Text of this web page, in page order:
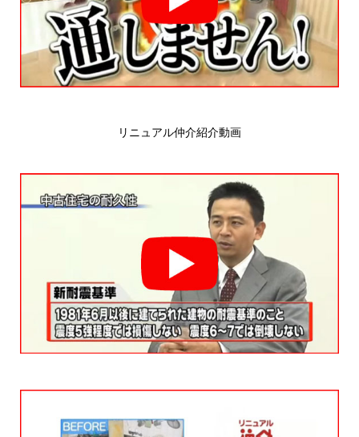
リニュアル仲介紹介動画